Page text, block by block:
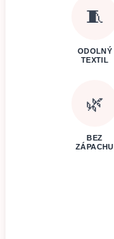
🧵
ODOLNÝ
TEXTIL
🌿
BEZ
ZÁPACHU